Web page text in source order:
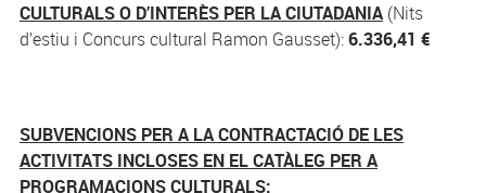
CULTURALS O D’INTERÈS PER LA CIUTADANIA(Nits
d’estiu i Concurs cultural Ramon Gausset):6.336,41 €
SUBVENCIONS PER A LA CONTRACTACIÓ DE LES
ACTIVITATS INCLOSES EN EL CATÀLEG PER A
PROGRAMACIONS CULTURALS: